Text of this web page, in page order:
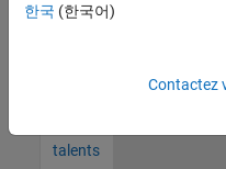
à vos
talents
한국 (한국어)
Contactez